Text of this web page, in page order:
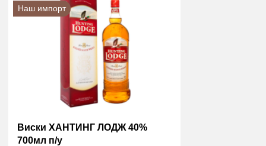
Наш импорт
Виски ХАНТИНГ ЛОДЖ 40%
700мл п/у